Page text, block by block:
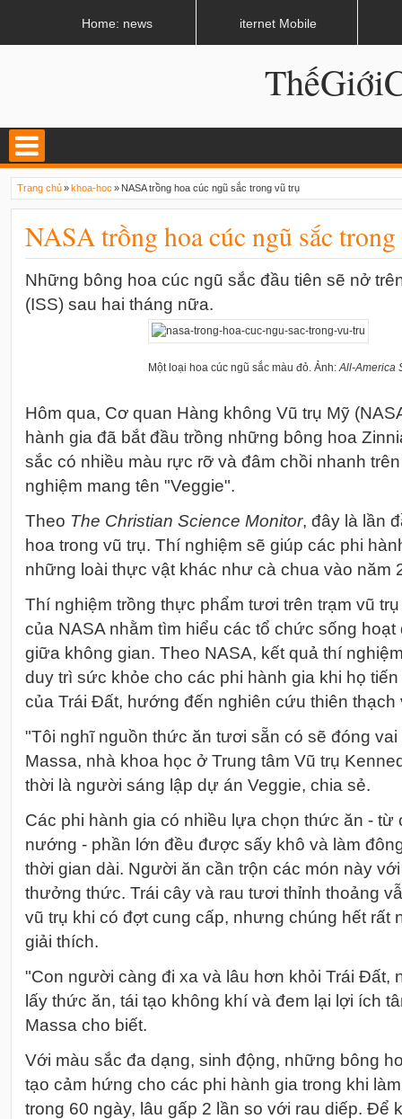
Trang chủ»khoa-hoc » NASA trồng hoa cúc ngũ sắc trong vũ trụ
NASA trồng hoa cúc ngũ sắc
Những bông hoa cúc ngũ sắc đầu tiên sẽ nở
(ISS) sau hai tháng nữa.
Một loại hoa cúc ngũ sắc màu đỏ. Ảnh:All-America
Hôm qua, Cơ quan Hàng không Vũ trụ Mỹ
hành gia đã bắt đầu trồng những bông hoa
sắc có nhiều màu rực rỡ và đâm chồi nhanh
nghiệm mang tên "Veggie".
Theo The Christian Science Monitor, đây là lần
hoa trong vũ trụ. Thí nghiệm sẽ giúp các phi
những loài thực vật khác như cà chua vào năm
Thí nghiệm trồng thực phẩm tươi trên trạm vũ
của NASA nhằm tìm hiểu các tổ chức sống
giữa không gian. Theo NASA, kết quả thí
duy trì sức khỏe cho các phi hành gia khi họ
của Trái Đất, hướng đến nghiên cứu thiên thạch
"Tôi nghĩ nguồn thức ăn tươi sẵn có sẽ đóng vai
Massa, nhà khoa học ở Trung tâm Vũ trụ
thời là người sáng lập dự án Veggie, chia sẻ.
Các phi hành gia có nhiều lựa chọn thức ăn - từ
nướng - phần lớn đều được sấy khô và làm
thời gian dài. Người ăn cần trộn các món này
thưởng thức. Trái cây và rau tươi thỉnh thoảng
vũ trụ khi có đợt cung cấp, nhưng chúng hết rất
giải thích.
"Con người càng đi xa và lâu hơn khỏi Trái Đất,
lấy thức ăn, tái tạo không khí và đem lại lợi ích
Massa cho biết.
Với màu sắc đa dạng, sinh động, những bông
tạo cảm hứng cho các phi hành gia trong khi
trong 60 ngày, lâu gấp 2 lần so với rau diếp. Để
Home: news iternet Mobile